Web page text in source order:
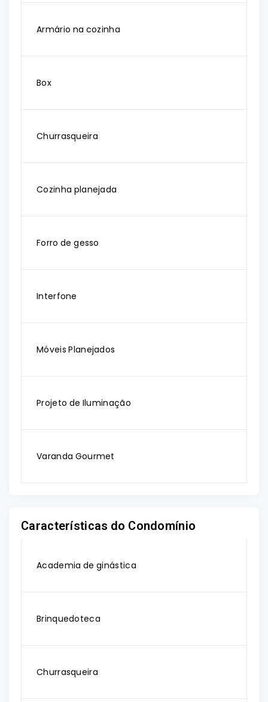
Armário na cozinha
Box
Churrasqueira
Cozinha planejada
Forro de gesso
Interfone
Móveis Planejados
Projeto de Iluminação
Varanda Gourmet
Características do Condomínio
Academia de ginástica
Brinquedoteca
Churrasqueira